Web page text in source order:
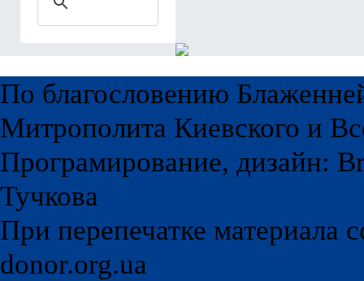
По благословению
Митрополита Киевского и
Програмирование, дизайн:
Тучкова
При перепечатке материала
donor.org.ua